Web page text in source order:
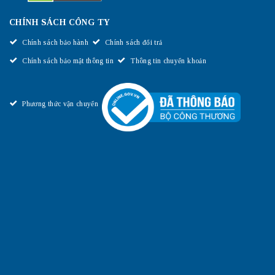
CHÍNH SÁCH CÔNG TY
Chính sách bảo hành Chính sách đổi trả
Chính sách bảo mật thông tin Thông tin chuyển khoản
Phương thức vận chuyển